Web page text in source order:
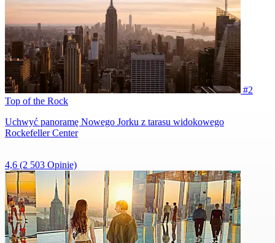
#2
Top of the Rock
Uchwyć panoramę Nowego Jorku z tarasu widokowego
Rockefeller Center
4,6 (2 503 Opinie)